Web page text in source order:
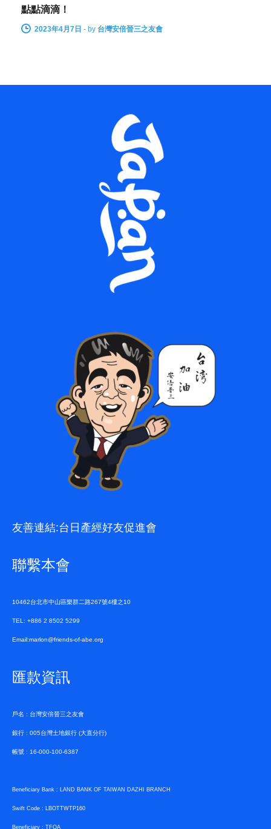
點點滴滴！
2023年4月7日 - by 台灣安倍晉三之友會
友善連結:台日產經好友促進會
聯繫本會
10462台北市中山區樂群二路267號4樓之10
TEL: +886 2 8502 5299
Email:marlon@friends-of-abe.org
匯款資訊
戶名 : 台灣安倍晉三之友會
銀行 : 005台灣土地銀行 (大直分行)
帳號 : 16-000-100-6387
Beneficiary Bank : LAND BANK OF TAIWAN DAZHI BRANCH
Swift Code : LBOTTWTP160
Beneficiary : TFOA